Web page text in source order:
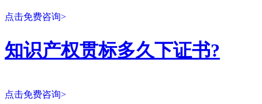
点击免费咨询>
知识产权贯标多久下证书?
点击免费咨询>